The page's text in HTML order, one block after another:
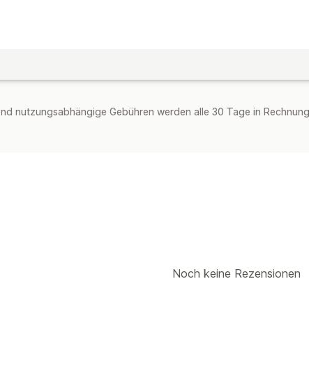
nutzungsabhängige Gebühren werden alle 30 Tage in
Noch keine Rezensionen